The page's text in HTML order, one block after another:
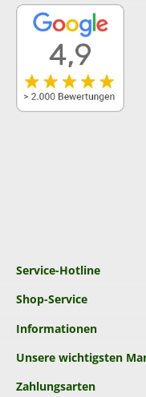
Service-Hotline
Shop-Service
Informationen
Unsere wichtigsten
Zahlungsarten